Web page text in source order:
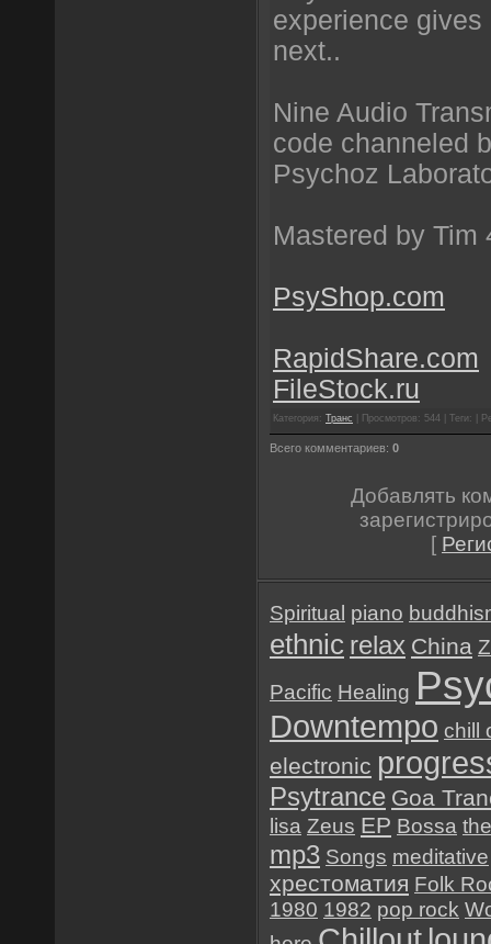
experience
next..
Nine Audio
code channeled
Psychoz
Mastered by Tim
PsyShop.com
RapidShare.com
FileStock.ru
Категория: Транс | Просмотров: 544 | Теги: |
Всего комментариев: 0
Добавлять
[
Spiritual piano
ethnic relax China
Pacific Healing
Downtempo chill
electronic
Psytrance Goa
lisa Zeus EP Bossa the
mp3 Songs meditative
хрестоматия Folk
1980 1982 pop rock